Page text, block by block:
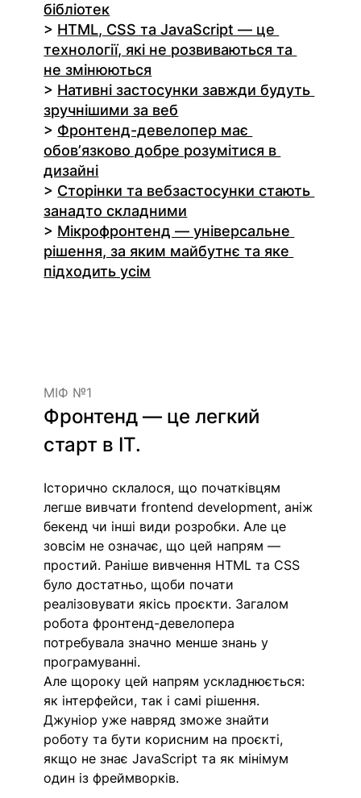
бібліотек
> HTML, CSS та JavaScript — це
технології, які не розвиваються та
не змінюються
> Нативні застосунки завжди будуть
зручнішими за веб
> Фронтенд-девелопер має
обовʼязково добре розумітися в
дизайні
> Сторінки та вебзастосунки стають
занадто складними
> Мікрофронтенд — універсальне
рішення, за яким майбутнє та яке
підходить усім
МІФ №1
Фронтенд — це легкий
старт в ІТ.
Історично склалося, що початківцям
легше вивчати frontend development, аніж
бекенд чи інші види розробки. Але це
зовсім не означає, що цей напрям —
простий. Раніше вивчення HTML та CSS
було достатньо, щоби почати
реалізовувати якісь проєкти. Загалом
робота фронтенд-девелопера
потребувала значно менше знань у
програмуванні.
Але щороку цей напрям ускладнюється:
як інтерфейси, так і самі рішення.
Джуніор уже навряд зможе знайти
роботу та бути корисним на проєкті,
якщо не знає JavaScript та як мінімум
один із фреймворків.